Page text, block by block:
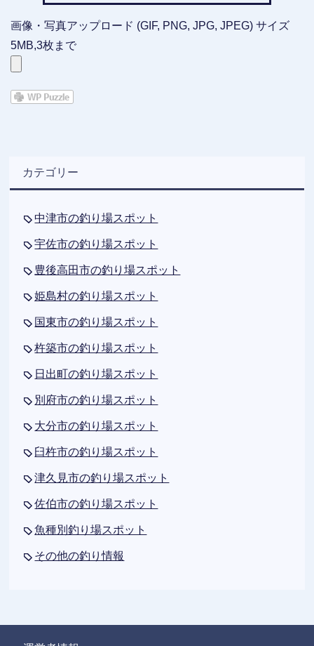
画像・写真アップロード (GIF, PNG, JPG, JPEG) サイズ
5MB,3枚まで
カテゴリー
中津市の釣り場スポット
宇佐市の釣り場スポット
豊後高田市の釣り場スポット
姫島村の釣り場スポット
国東市の釣り場スポット
杵築市の釣り場スポット
日出町の釣り場スポット
別府市の釣り場スポット
大分市の釣り場スポット
臼杵市の釣り場スポット
津久見市の釣り場スポット
佐伯市の釣り場スポット
魚種別釣り場スポット
その他の釣り情報